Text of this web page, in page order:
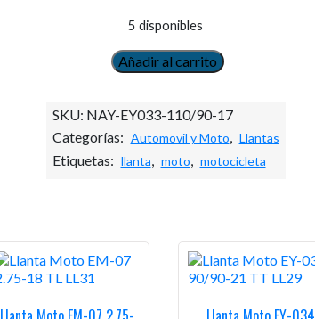
5 disponibles
Llanta
033
110/90-
17
Añadir al carrito
SKU: NAY-EY033-110/90-17
Categorías: Automovil y Moto, Llantas
Etiquetas: llanta, moto, motocicleta